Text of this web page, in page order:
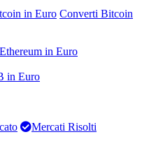
in Euro Converti Bitcoin
in Euro
in Euro
Mercati Risolti